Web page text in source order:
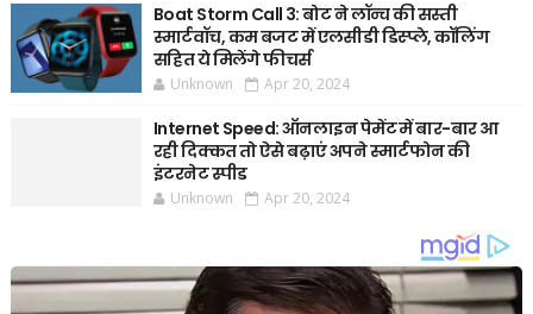
Boat Storm Call 3: बोट ने लॉन्च की सस्ती
स्मार्टवॉच, कम बजट में एलसीडी डिस्प्ले, कॉलिंग
सहित ये मिलेंगे फीचर्स
Unknown Apr 20, 2024
Internet Speed: ऑनलाइन पेमेंट में बार-बार आ
रही दिक्कत तो ऐसे बढ़ाएं अपने स्मार्टफोन की
इंटरनेट स्पीड
Unknown Apr 20, 2024